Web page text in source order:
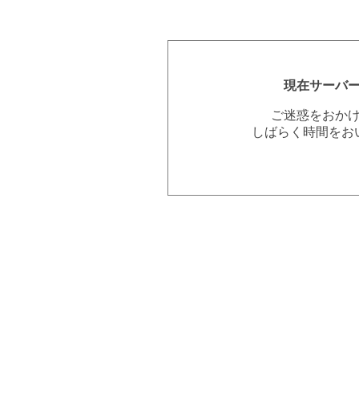
現在サーバ
ご迷惑をおか
しばらく時間を